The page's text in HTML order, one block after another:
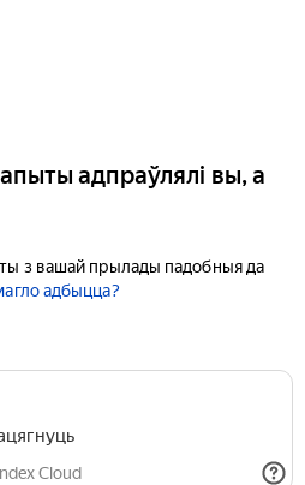
адпраўлялі вы, а
з вашай прылады падобныя да
адбыцца?
Cloud